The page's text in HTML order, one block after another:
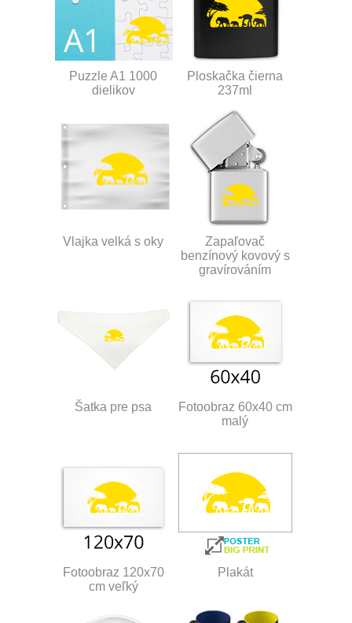
Puzzle A1 1000
dielikov
Ploskačka čierna
237ml
Vlajka velká s oky
Zapaľovač
benzínový kovový s
gravírováním
Šatka pre psa
Fotoobraz 60x40 cm
malý
Fotoobraz 120x70
cm veľký
Plakát